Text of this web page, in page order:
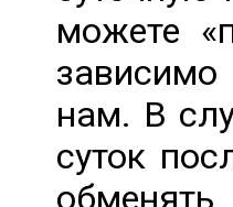
можете
нам. В
суток